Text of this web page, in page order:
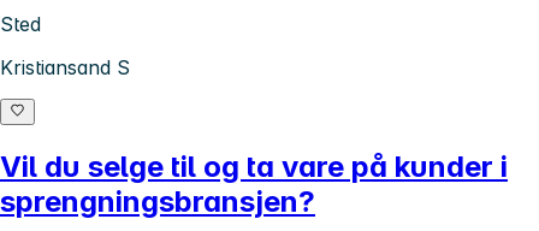
Sted
Kristiansand S
Vil du selge til og ta vare på kunder i
sprengningsbransjen?